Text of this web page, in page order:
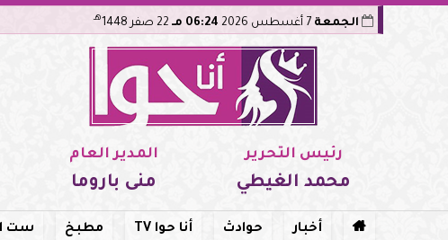
الجمعة 06:24 مـ هـ
رئيس التحرير
محمد الغيطي
المدير العام
منى باروما
 أخبار حوادث أنا حوا TV مطبخ ست